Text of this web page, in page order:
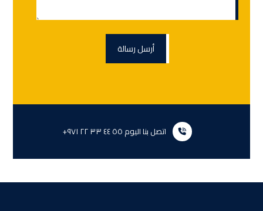
اتصل بنا اليوم ٥٥ ٤٤ ٣٣ ٢٢ ٩٧١+